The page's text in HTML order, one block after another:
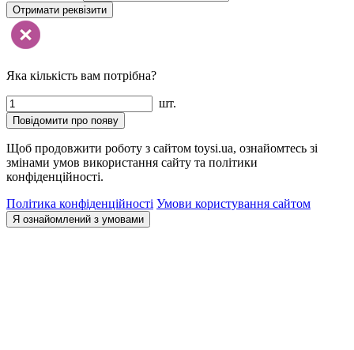
Отримати реквізити
Яка кількість вам потрібна?
шт.
Повідомити про появу
Щоб продовжити роботу з сайтом toysi.ua, ознайомтесь зі
змінами умов використання сайту та політики
конфіденційності.
Політика конфіденційності Умови користування сайтом
Я ознайомлений з умовами